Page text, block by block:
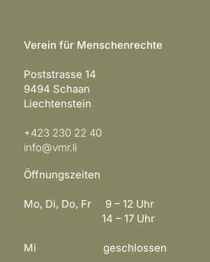
Verein für Menschenrechte
Poststrasse 14
9494 Schaan
Liechtenstein
+423 230 22 40
info@vmr.li
Öffnungszeiten
Mo, Di, Do, Fr 9 – 12 Uhr
14 – 17 Uhr
Mi geschlossen